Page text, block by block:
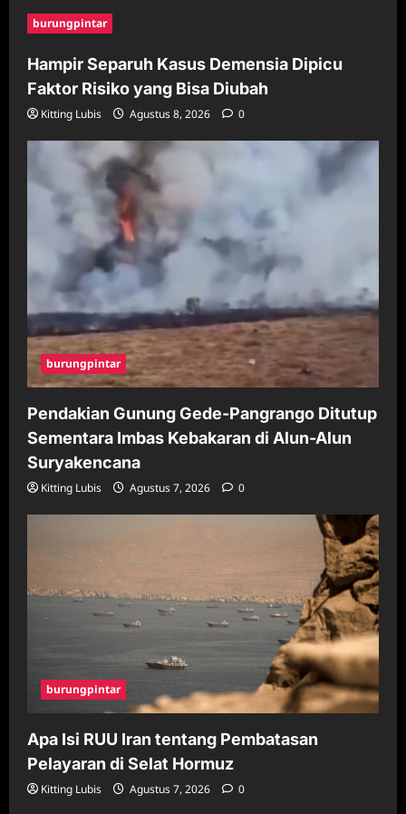
burungpintar
Hampir Separuh Kasus Demensia Dipicu
Faktor Risiko yang Bisa Diubah
Kitting Lubis Agustus 8, 2026 0
burungpintar
Pendakian Gunung Gede-Pangrango Ditutup
Sementara Imbas Kebakaran di Alun-Alun
Suryakencana
Kitting Lubis Agustus 7, 2026 0
burungpintar
Apa Isi RUU Iran tentang Pembatasan
Pelayaran di Selat Hormuz
Kitting Lubis Agustus 7, 2026 0